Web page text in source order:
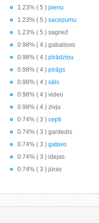
1.23% ( 5 )pienu
1.23% ( 5 )sacepumu
1.23% ( 5 ) sagriež
0.98% ( 4 ) gabaliņos
0.98% ( 4 )pīrādziņu
0.98% ( 4 )pīrāgs
0.98% ( 4 )sāls
0.98% ( 4 ) video
0.98% ( 4 ) zivju
0.74% ( 3 )cepti
0.74% ( 3 ) gardedis
0.74% ( 3 )gatavo
0.74% ( 3 ) idejas
0.74% ( 3 ) jūras